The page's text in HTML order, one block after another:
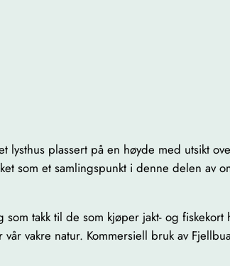
plassert på en høyde med utsikt
som et samlingspunkt i denne delen av
takk til de som kjøper jakt- og
vakre natur. Kommersiell bruk av